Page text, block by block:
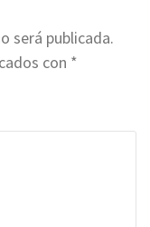
será publicada.
con *